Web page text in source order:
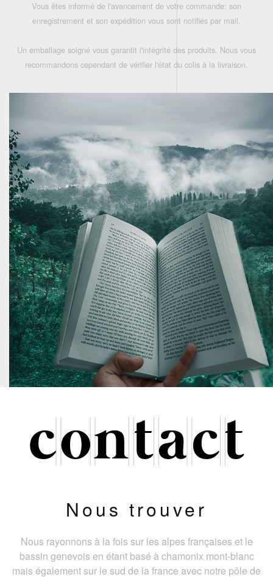
Vous êtes informé de l'avancement de votre commande: son
enregistrement et son expédition vous sont notifiés par mail.
Un emballage soigné vous garantit l'intégrité des produits. Nous vous
recommandons cependant de vérifier l'état du colis à la livraison.
Nous trouver
Nous rayonnons à la fois sur les alpes françaises et le
bassin genevois en étant basé à chamonix mont-blanc
mais également sur le sud de la france avec notre pôle de